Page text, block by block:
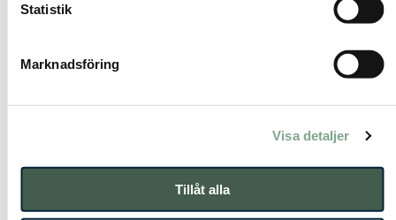
Statistik
Marknadsföring
Visa detaljer
Tillåt alla
innebär att hela varmvattenvolymen höjs till
det måste ske kontrollerat för att undvika
skållningsrisk.
Dokumentet rekommenderar provtagning
vid misstanke om bristande